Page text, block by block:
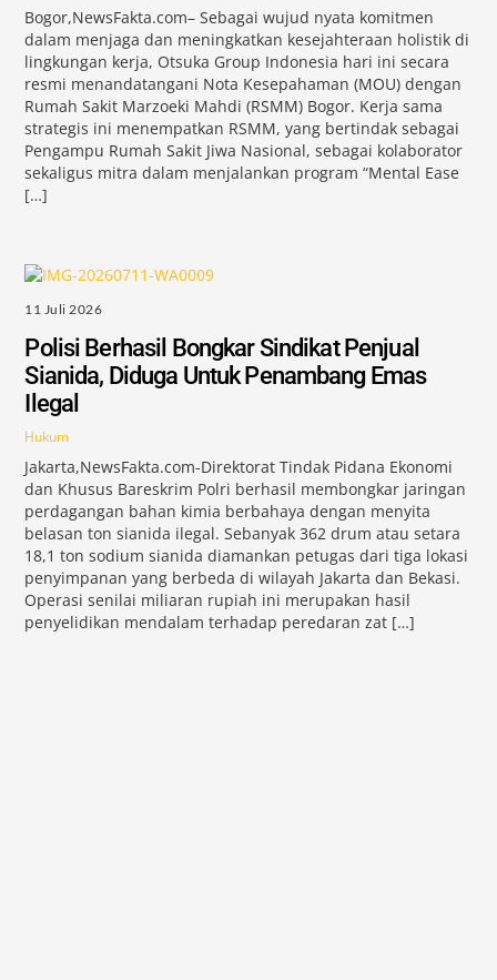
Bogor,NewsFakta.com– Sebagai wujud nyata komitmen
dalam menjaga dan meningkatkan kesejahteraan holistik di
lingkungan kerja, Otsuka Group Indonesia hari ini secara
resmi menandatangani Nota Kesepahaman (MOU) dengan
Rumah Sakit Marzoeki Mahdi (RSMM) Bogor. Kerja sama
strategis ini menempatkan RSMM, yang bertindak sebagai
Pengampu Rumah Sakit Jiwa Nasional, sebagai kolaborator
sekaligus mitra dalam menjalankan program “Mental Ease
[…]
11 Juli 2026
Polisi Berhasil Bongkar Sindikat Penjual
Sianida, Diduga Untuk Penambang Emas
Ilegal
Hukum
Jakarta,NewsFakta.com-Direktorat Tindak Pidana Ekonomi
dan Khusus Bareskrim Polri berhasil membongkar jaringan
perdagangan bahan kimia berbahaya dengan menyita
belasan ton sianida ilegal. Sebanyak 362 drum atau setara
18,1 ton sodium sianida diamankan petugas dari tiga lokasi
penyimpanan yang berbeda di wilayah Jakarta dan Bekasi.
Operasi senilai miliaran rupiah ini merupakan hasil
penyelidikan mendalam terhadap peredaran zat […]